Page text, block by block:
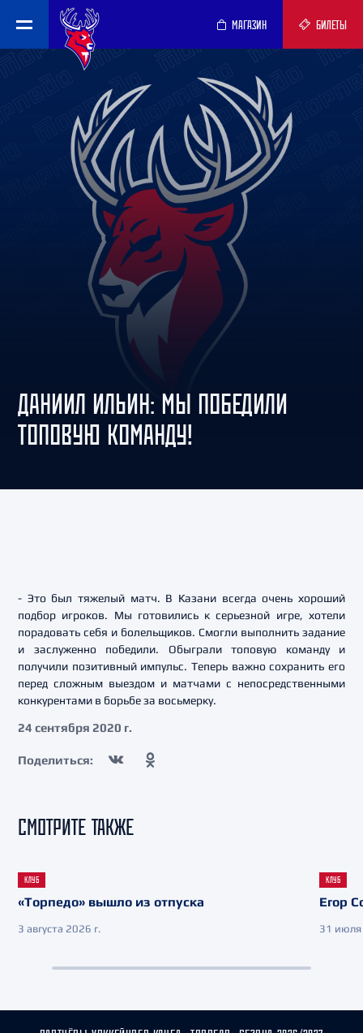
МАГАЗИН БИЛЕТЫ
ДАНИИЛ ИЛЬИН: МЫ ПОБЕДИЛИ
ТОПОВУЮ КОМАНДУ!
- Это был тяжелый матч. В Казани всегда очень хороший
подбор игроков. Мы готовились к серьезной игре, хотели
порадовать себя и болельщиков. Смогли выполнить задание
и заслуженно победили. Обыграли топовую команду и
получили позитивный импульс. Теперь важно сохранить его
перед сложным выездом и матчами с непосредственными
конкурентами в борьбе за восьмерку.
24 сентября 2020 г.
Поделиться:
СМОТРИТЕ ТАКЖЕ
КЛУБ
«Торпедо» вышло из отпуска
3 августа 2026 г.
КЛУБ
Егор
31 июля